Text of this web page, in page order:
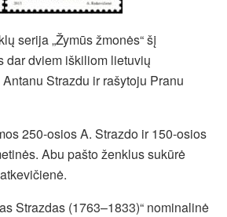
serija „Žymūs žmonės“ šį
dar dviem iškiliom lietuvių
Strazdu ir rašytoju Pranu
250-osios A. Strazdo ir 150-osios
Abu pašto ženklus sukūrė
Strazdas (1763–1833)“ nominalinė